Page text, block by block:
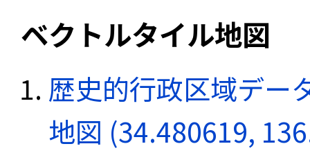
ベクトルタイル地図
歴史的行政区域デー
地図 (34.480619,